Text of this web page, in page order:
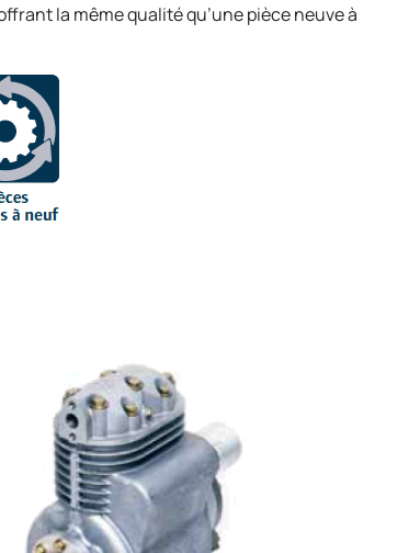
la même qualité qu’une pièce neuve à